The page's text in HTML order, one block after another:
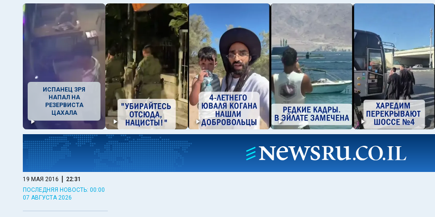
ИСПАНЕЦ ЗРЯ
НАПАЛ НА
РЕЗЕРВИСТА
ЦАХАЛА
19 МАЯ 2016 | 22:31
ПОСЛЕДНЯЯ НОВОСТЬ: 00:00
07 АВГУСТА 2026